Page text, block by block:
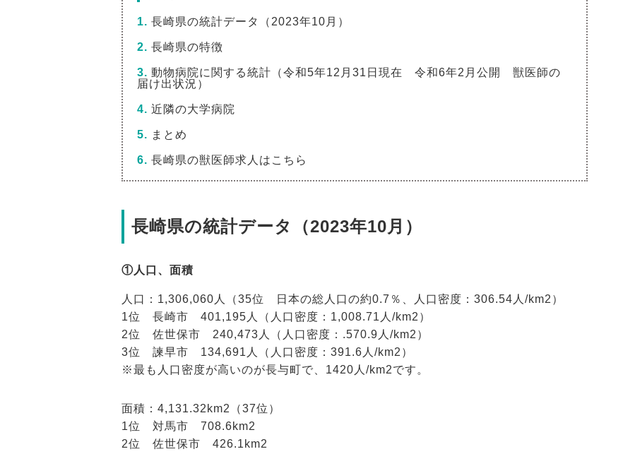
長崎県の統計データ（2023年10月）
長崎県の特徴
動物病院に関する統計（令和5年12月31日現在 令和6年2月公開 獣医師の
届け出状況）
近隣の大学病院
まとめ
長崎県の獣医師求人はこちら
長崎県の統計データ（2023年10月）
①人口、面積
人口：1,306,060人（35位 日本の総人口の約0.7％、人口密度：306.54人/km2）
1位 長崎市 401,195人（人口密度：1,008.71人/km2）
2位 佐世保市 240,473人（人口密度：.570.9人/km2）
3位 諫早市 134,691人（人口密度：391.6人/km2）
※最も人口密度が高いのが長与町で、1420人/km2です。
面積：4,131.32km2（37位）
1位 対馬市 708.6km2
2位 佐世保市 426.1km2